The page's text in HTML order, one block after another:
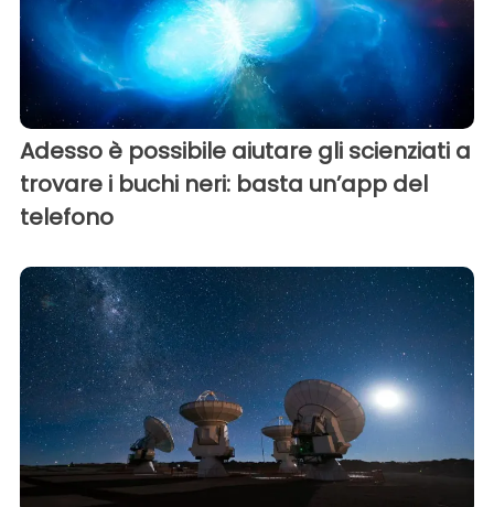
Adesso è possibile aiutare gli scienziati a
trovare i buchi neri: basta un’app del
telefono